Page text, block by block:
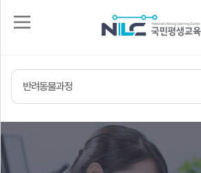
그
원
입
수
반려동물과정